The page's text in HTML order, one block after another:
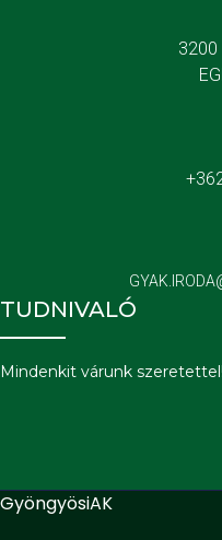
3200
TUDNIVALÓ
Mindenkit várunk szeretettel!
GyöngyösiAK